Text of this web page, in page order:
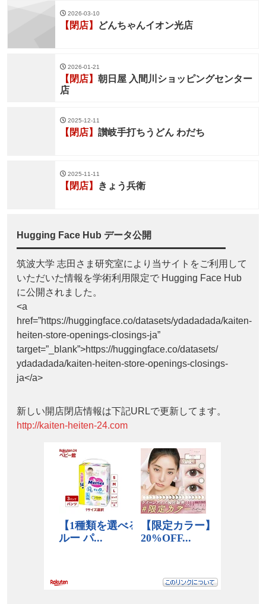
2026-03-10
【閉店】 どんちゃんイオン光店
2026-01-21
【閉店】 朝日屋 入間川ショッピングセンター
店
2025-12-11
【閉店】 讃岐手打ちうどん わだち
2025-11-11
【閉店】 きょう兵衛
Hugging Face Hub データ公開
筑波大学 志田さま研究室により当サイトをご利用して
いただいた情報を学術利用限定で Hugging Face Hub
に公開されました。
<a
href=”https://huggingface.co/datasets/ydadadada/kaiten-
heiten-store-openings-closings-ja”
target=”_blank”>https://huggingface.co/datasets/
ydadadada/kaiten-heiten-store-openings-closings-
ja</a>
新しい開店閉店情報は下記URLで更新してます。
http://kaiten-heiten-24.com